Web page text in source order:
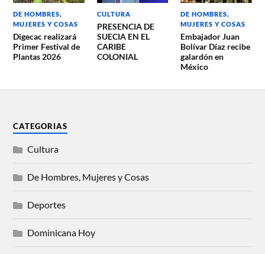
DE HOMBRES,
MUJERES Y COSAS
Digecac realizará
Primer Festival de
Plantas 2026
CULTURA
PRESENCIA DE
SUECIA EN EL
CARIBE
COLONIAL
DE HOMBRES,
MUJERES Y COSAS
Embajador Juan
Bolívar Díaz recibe
galardón en
México
CATEGORIAS
Cultura
De Hombres, Mujeres y Cosas
Deportes
Dominicana Hoy